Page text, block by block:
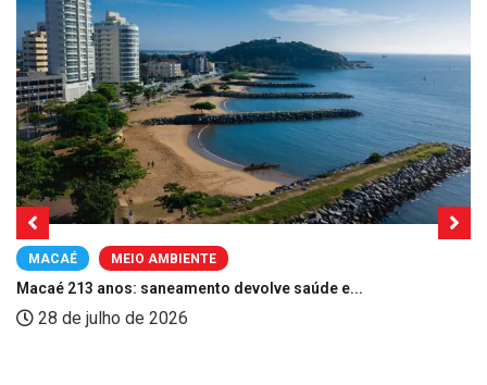
MACAÉ MEIO AMBIENTE
Macaé 213 anos: saneamento devolve saúde e...
28 de julho de 2026